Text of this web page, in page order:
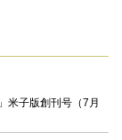
米子版創刊号（7月